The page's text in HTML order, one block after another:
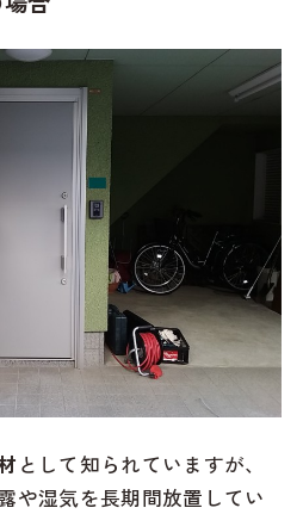
として知られていますが、
や湿気を長期間放置してい